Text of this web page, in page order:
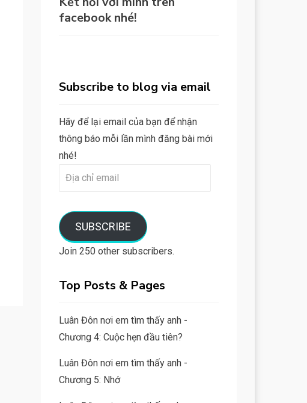
facebook nhé!
Subscribe to blog via email
Hãy để lại email của bạn để nhận
thông báo mỗi lần mình đăng bài mới
nhé!
Địa
SUBSCRIBE
Join 250 other subscribers.
Top Posts & Pages
Luân Đôn nơi em tìm thấy anh -
Chương 4: Cuộc hẹn đầu tiên?
Luân Đôn nơi em tìm thấy anh -
Chương 5: Nhớ